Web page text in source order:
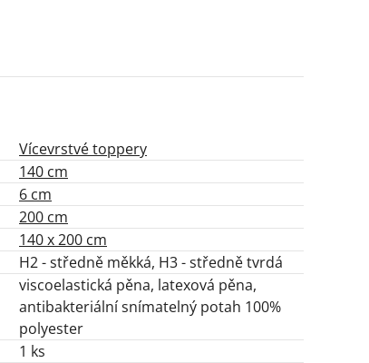
Vícevrstvé toppery
140 cm
6 cm
200 cm
140 x 200 cm
H2 - středně měkká, H3 - středně tvrdá
viscoelastická pěna, latexová pěna,
antibakteriální snímatelný potah 100%
polyester
1 ks